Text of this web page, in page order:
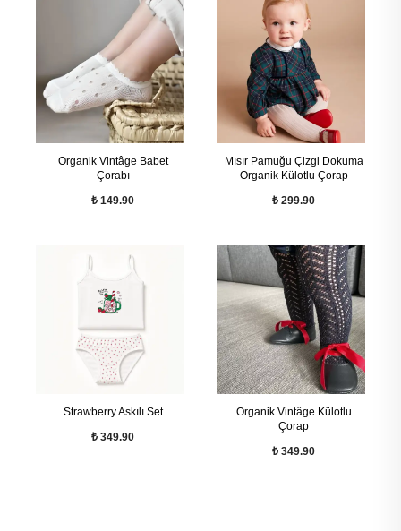
Organik Vintâge Babet
Çorabı
₺ 149.90
Mısır Pamuğu Çizgi Dokuma
Organik Külotlu Çorap
₺ 299.90
Strawberry Askılı Set
₺ 349.90
Organik Vintâge Külotlu
Çorap
₺ 349.90